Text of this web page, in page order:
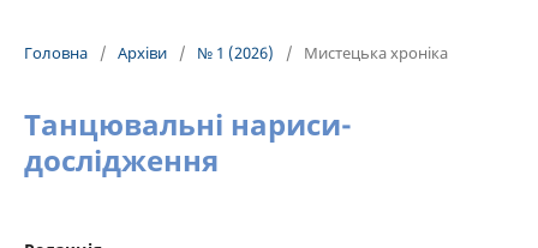
Головна / Архіви / № 1 (2026) / Мистецька хроніка
Танцювальні нариси-
дослідження